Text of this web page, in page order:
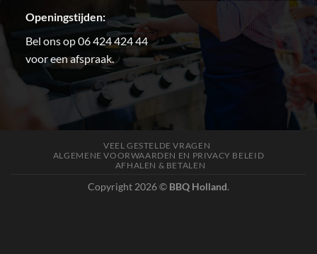
Openingstijden:
Bel ons op 06 424 424 44
voor een afspraak.
VEEL GESTELDE VRAGEN
ALGEMENE VOORWAARDEN EN PRIVACY BELEID
AFHALEN & BETALEN
Copyright 2026 © BBQ Holland.